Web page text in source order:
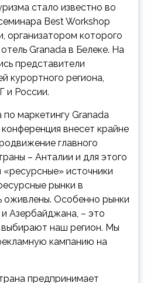
стало известно во
Best Workshop
организатором которого
Granada в Белеке. На
представители
курортного региона,
и России.
маркетингу Granada
внесет крайне
главного
– Анталии и для этого
источники
рынки в
оживлены. Особенно рынки
и Азербайджана, – это
выбирают наш регион. Мы
кампанию на
предпринимает